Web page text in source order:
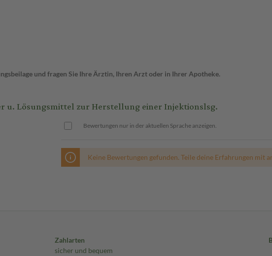
und fragen Sie Ihre Ärztin, Ihren Arzt oder in Ihrer Apotheke.
u. Lösungsmittel zur Herstellung einer Injektionslsg.
Bewertungen nur in der aktuellen Sprache anzeigen.
Keine Bewertungen gefunden. Teile deine Erfahrungen mit
Zahlarten
sicher und bequem